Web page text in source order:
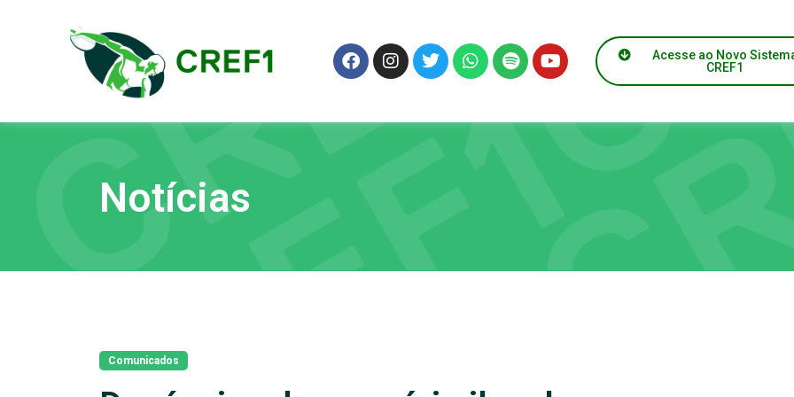
Acesse ao Novo
CREF1
Notícias
Comunicados